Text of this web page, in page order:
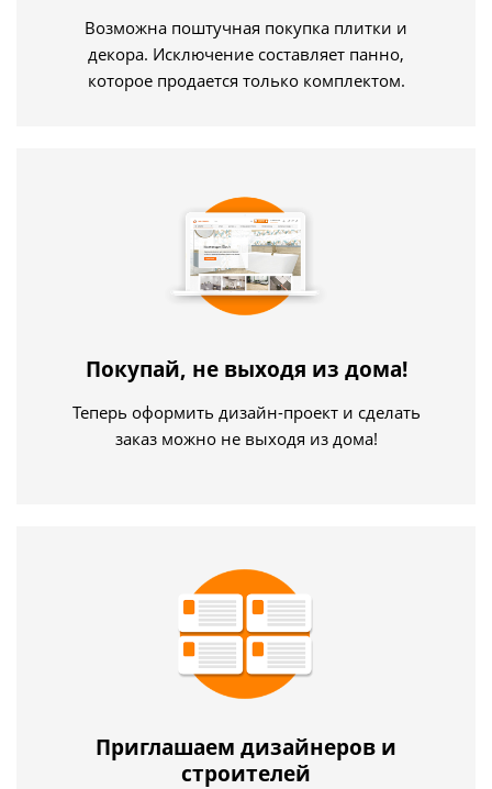
Возможна поштучная покупка плитки и
декора. Исключение составляет панно,
которое продается только комплектом.
Покупай, не выходя из дома!
Теперь оформить дизайн-проект и сделать
заказ можно не выходя из дома!
Приглашаем дизайнеров и
строителей